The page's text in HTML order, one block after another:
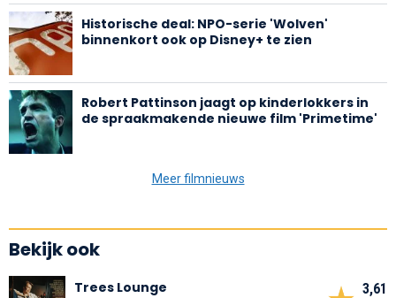
Historische deal: NPO-serie 'Wolven'
binnenkort ook op Disney+ te zien
Robert Pattinson jaagt op kinderlokkers in
de spraakmakende nieuwe film 'Primetime'
Meer filmnieuws
Bekijk ook
3,61
Trees Lounge